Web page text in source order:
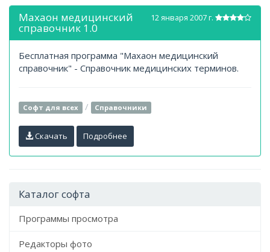
12 января 2007 г.
Махаон медицинский
справочник 1.0
Бесплатная программа "Махаон медицинский
справочник" - Справочник медицинских терминов.
Софт для всех / Справочники
Скачать Подробнее
Каталог софта
Программы просмотра
Редакторы фото